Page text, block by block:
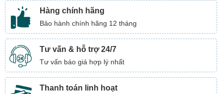
Hàng chính hãng
Bảo hành chính hãng 12 tháng
Tư vấn & hỗ trợ 24/7
Tư vấn báo giá hợp lý nhất
Thanh toán linh hoạt